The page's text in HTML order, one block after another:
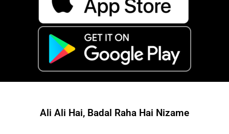
Ali Ali Hai, Badal Raha Hai Nizame